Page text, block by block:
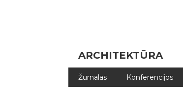
ARCHITEKTŪRA
Žurnalas Konferencijos